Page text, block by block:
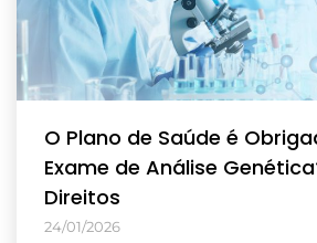
O Plano de Saúde é
Exame de Análise
Direitos
24/01/2026